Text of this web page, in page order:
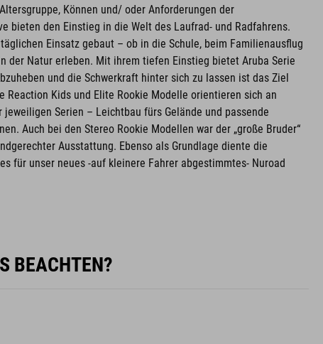
Können und/ oder Anforderungen der
bieten den Einstieg in die Welt des Laufrad- und Radfahrens.
Einsatz gebaut – ob in die Schule, beim Familienausflug
der Natur erleben. Mit ihrem tiefen Einstieg bietet Aruba Serie
und die Schwerkraft hinter sich zu lassen ist das Ziel
Reaction Kids und Elite Rookie Modelle orientieren sich an
jeweiligen Serien – Leichtbau fürs Gelände und passende
Auch bei den Stereo Rookie Modellen war der „große Bruder“
Ausstattung. Ebenso als Grundlage diente die
für unser neues -auf kleinere Fahrer abgestimmtes- Nuroad
BEACHTEN?